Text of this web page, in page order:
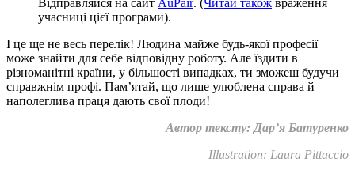
учасниці цієї програми).
І це ще не весь перелік! Людина майже будь-якої професії
може знайти для себе відповідну роботу. Але їздити в
різноманітні країни, у більшості випадках, ти зможеш будучи
справжнім профі. Пам’ятай, що лише улюблена справа й
наполеглива праця дають свої плоди!
Автор тексту: Дар’я Батуренко
Illustration: Laura Pittaccio